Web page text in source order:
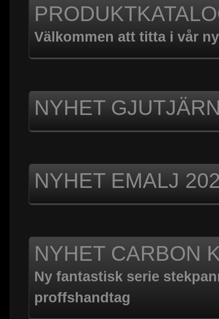
Välkommen att titta i vår
NYHET
NYHET EMALJ
NYHET CARBON
Ny fantastisk serie
proffshandtag